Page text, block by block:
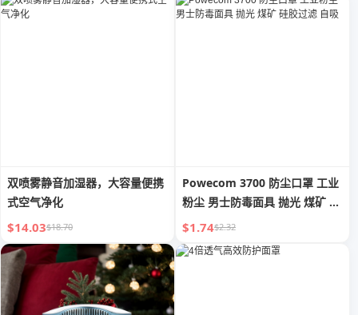
双喷雾静音加湿器，大容量便携
式空气净化
$14.03$18.70
Powecom 3700 防尘口罩 工业
粉尘 男士防毒面具 抛光 煤矿 硅
胶过滤 自吸
$1.74$2.32